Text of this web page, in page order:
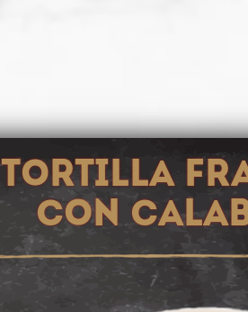
TORTILLA
CON